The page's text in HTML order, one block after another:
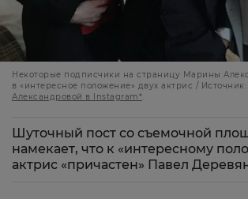
Некоторые подписчики на страницу Марины
в «интересное положение» двух актрис / Источник:
Александровой в Instagram*.
Шуточный пост со съемочной
намекает, что к «интересному
актрис «причастен» Павел